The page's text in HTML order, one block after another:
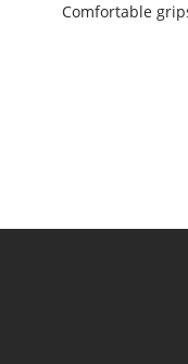
Comfortable